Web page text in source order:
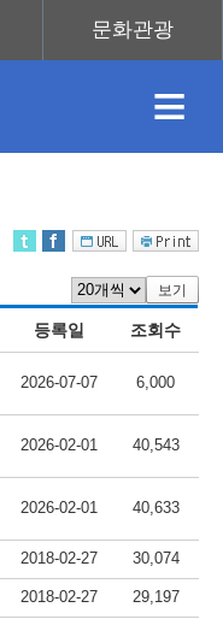
≡
용
정
보
재
정
보
업
훈
련
업
도
우
터
안
내
보기
등록일 조회수
2026-07-07 6,000
2026-02-01 40,543
2026-02-01 40,633
2018-02-27 30,074
2018-02-27 29,197